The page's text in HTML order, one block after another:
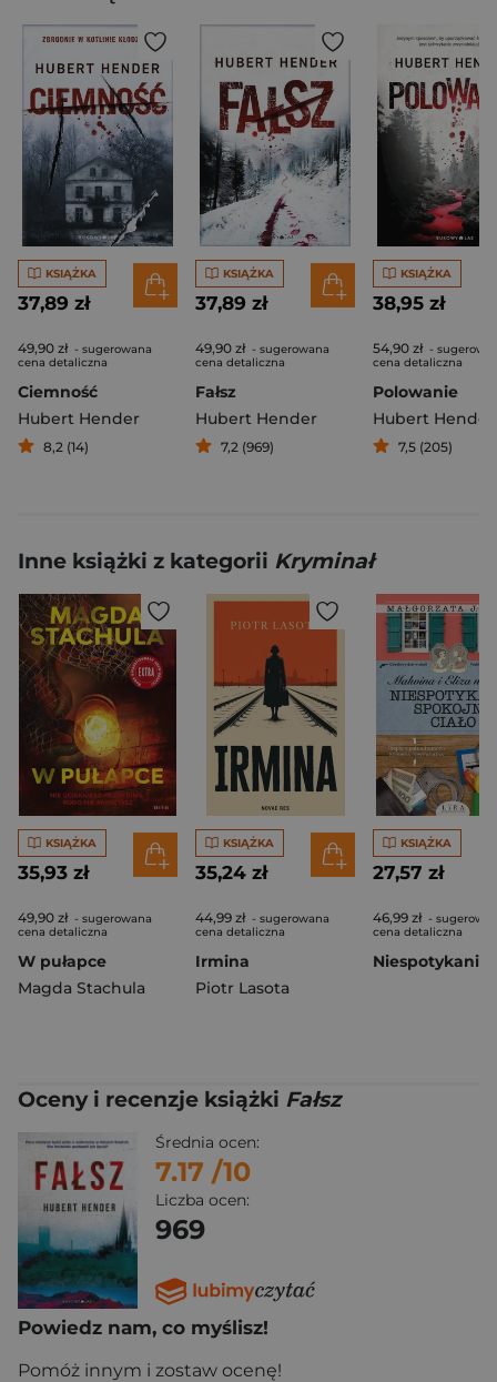
KSIĄŻKA
37,89 zł
49,90 zł - sugerowana
cena detaliczna
Ciemność
Hubert Hender
8,2 (14)
KSIĄŻKA
37,89 zł
49,90 zł - sugerowana
cena detaliczna
Fałsz
Hubert Hender
7,2 (969)
KSIĄŻKA
38,95 zł
54,90 zł -
cena detaliczna
Polowanie
Hubert Hender
7,5 (205)
Inne książki z kategorii Kryminał
KSIĄŻKA
35,93 zł
49,90 zł - sugerowana
cena detaliczna
W pułapce
Magda Stachula
KSIĄŻKA
35,24 zł
44,99 zł - sugerowana
cena detaliczna
Irmina
Piotr Lasota
KSIĄŻKA
27,57 zł
46,99 zł -
cena detaliczna
Oceny i recenzje książki Fałsz
Średnia ocen:
7.17 /10
Liczba ocen:
969
Powiedz nam, co myślisz!
Pomóż innym i zostaw ocenę!